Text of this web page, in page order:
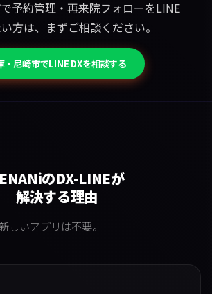
予約管理・再来院フォローをLINE
方は、まずご相談ください。
・尼崎市でLINE DXを相談する
のDX-LINEが
解決する理由
しいアプリは不要。